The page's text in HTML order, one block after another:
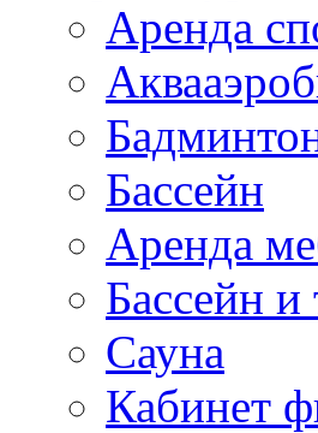
Аренда
Бассейн
Аренда
Бассейн
Сауна
Кабинет